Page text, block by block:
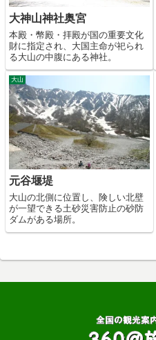
大神山神社奥宮
本殿・幣殿・拝殿が国の重要文化
財に指定され、大国主命が祀られ
る大山の中腹にある神社。
大山
元谷堰堤
大山の北側に位置し、険しい北壁
が一望できる土砂災害防止の砂防
ダムがある場所。